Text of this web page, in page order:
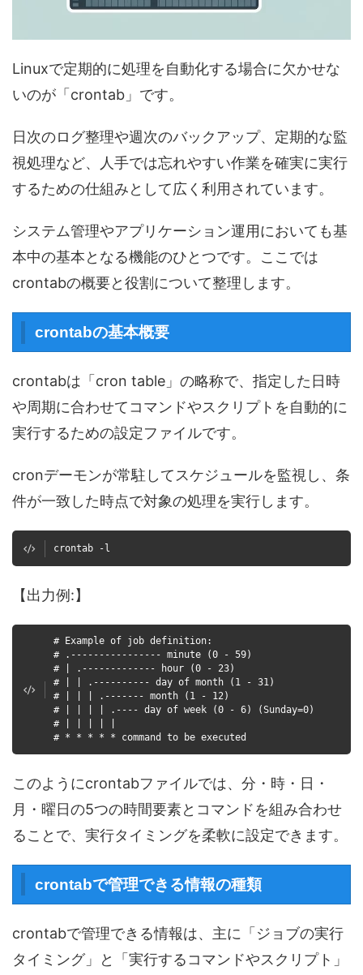
Linuxで定期的に処理を自動化する場合に欠かせな
いのが「crontab」です。
日次のログ整理や週次のバックアップ、定期的な監
視処理など、人手では忘れやすい作業を確実に実行
するための仕組みとして広く利用されています。
システム管理やアプリケーション運用においても基
本中の基本となる機能のひとつです。ここでは
crontabの概要と役割について整理します。
crontabの基本概要
crontabは「cron table」の略称で、指定した日時
や周期に合わせてコマンドやスクリプトを自動的に
実行するための設定ファイルです。
cronデーモンが常駐してスケジュールを監視し、条
件が一致した時点で対象の処理を実行します。
crontab -l
【出力例:】
# Example of job definition:
# .---------------- minute (0 - 59)
# | .------------- hour (0 - 23)
# | | .---------- day of month (1 - 31)
# | | | .------- month (1 - 12)
# | | | | .---- day of week (0 - 6) (Sunday=0)
# | | | | |
# * * * * * command to be executed
このようにcrontabファイルでは、分・時・日・
月・曜日の5つの時間要素とコマンドを組み合わせ
ることで、実行タイミングを柔軟に設定できます。
crontabで管理できる情報の種類
crontabで管理できる情報は、主に「ジョブの実行
タイミング」と「実行するコマンドやスクリプト」